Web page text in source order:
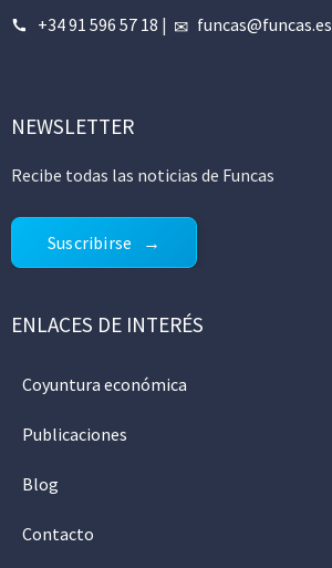
+34 91 596 57 18 | funcas@funcas.es
NEWSLETTER
Recibe todas las noticias de Funcas
Suscribirse
ENLACES DE INTERÉS
Coyuntura económica
Publicaciones
Blog
Contacto